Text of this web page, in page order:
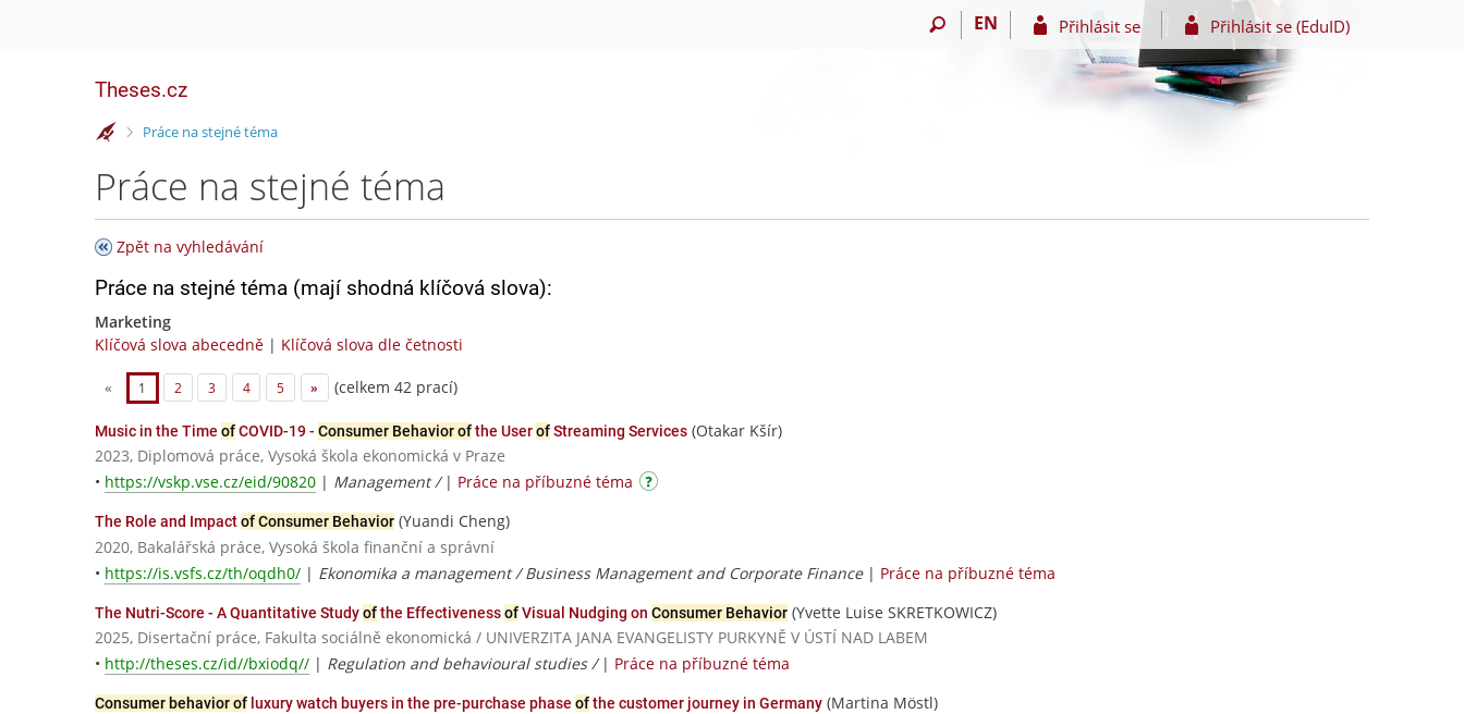
EN Přihlásit se Přihlásit se (EduID)
Theses.cz
>Práce na stejné téma
Práce na stejné téma
Zpět na vyhledávání
Práce na stejné téma (mají shodná klíčová slova):
Marketing
Klíčová slova abecedně | Klíčová slova dle četnosti
« 1 2 3 4 5 » (celkem 42 prací)
Music in the Time ofCOVID-19 - Consumer Behavior ofthe UserofStreaming Services (Otakar Kšír)
2023, Diplomová práce, Vysoká škola ekonomická v Praze
• https://vskp.vse.cz/eid/90820 | Management / | Práce na příbuzné téma
The Role and Impactof Consumer Behavior (Yuandi Cheng)
2020, Bakalářská práce, Vysoká škola finanční a správní
• https://is.vsfs.cz/th/oqdh0/ | Ekonomika a management / Business Management and Corporate Finance| Práce na příbuzné téma
The Nutri-Score - A Quantitative Studyofthe EffectivenessofVisual Nudging on Consumer Behavior (Yvette Luise SKRETKOWICZ)
2025, Disertační práce, Fakulta sociálně ekonomická / UNIVERZITA JANA EVANGELISTY PURKYNĚ V ÚSTÍ NAD LABEM
• http://theses.cz/id//bxiodq// | Regulation and behavioural studies / | Práce na příbuzné téma
Consumer behavior of luxury watch buyers in the pre-purchase phase ofthe customer journey in Germany (Martina Möstl)